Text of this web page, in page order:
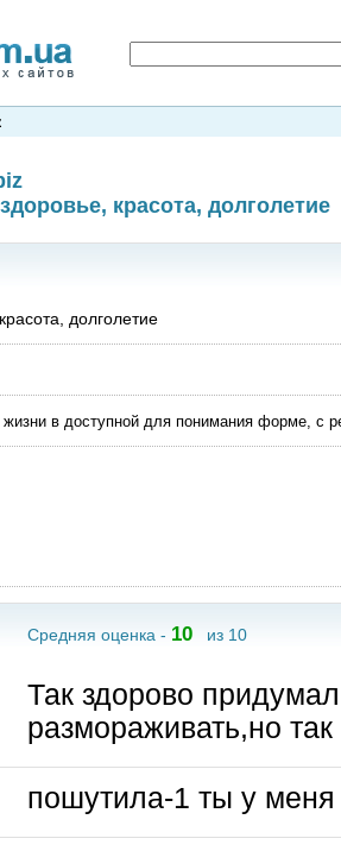
красота, долголетие
долголетие
в доступной для понимания форме, с
Средняя оценка - 10 из 10
Так здорово
размораживать,но
пошутила-1 ты у меня